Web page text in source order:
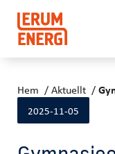
Hem Aktuellt
2025-11-05